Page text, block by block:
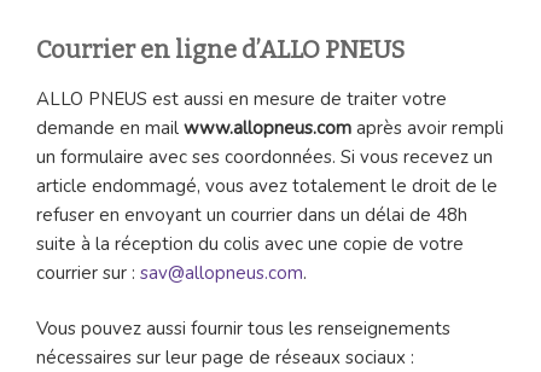
Courrier en ligne d’ALLO PNEUS
ALLO PNEUS est aussi en mesure de traiter votre
demande en mail www.allopneus.com après avoir rempli
un formulaire avec ses coordonnées. Si vous recevez un
article endommagé, vous avez totalement le droit de le
refuser en envoyant un courrier dans un délai de 48h
suite à la réception du colis avec une copie de votre
courrier sur : sav@allopneus.com.
Vous pouvez aussi fournir tous les renseignements
nécessaires sur leur page de réseaux sociaux :